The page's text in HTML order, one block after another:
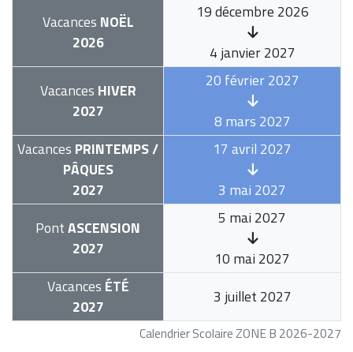
Calendrier Scolaire ZONE B 2026-2027
Vacances NOËL
2026
19 décembre 2026
4 janvier 2027
Vacances HIVER
2027
20 février 2027
8 mars 2027
Vacances PRINTEMPS /
PÂQUES
2027
17 avril 2027
3 mai 2027
PontASCENSION
2027
5 mai 2027
10 mai 2027
Vacances ÉTÉ
2027
3 juillet 2027